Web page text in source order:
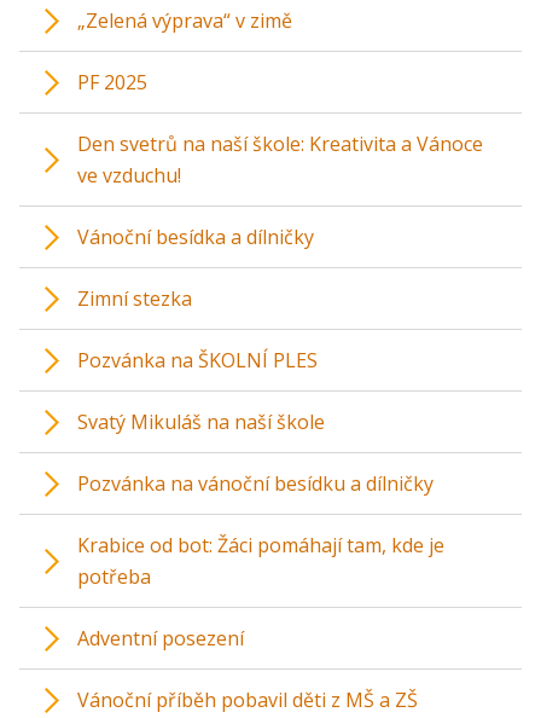
„Zelená výprava“ v zimě
PF 2025
Den svetrů na naší škole: Kreativita a Vánoce
ve vzduchu!
Vánoční besídka a dílničky
Zimní stezka
Pozvánka na ŠKOLNÍ PLES
Svatý Mikuláš na naší škole
Pozvánka na vánoční besídku a dílničky
Krabice od bot: Žáci pomáhají tam, kde je
potřeba
Adventní posezení
Vánoční příběh pobavil děti z MŠ a ZŠ